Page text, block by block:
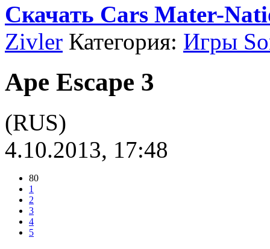
Скачать Cars Mater-
Zivler Категория: Игры
Ape Escape 3
(RUS)
4.10.2013, 17:48
80
1
2
3
4
5